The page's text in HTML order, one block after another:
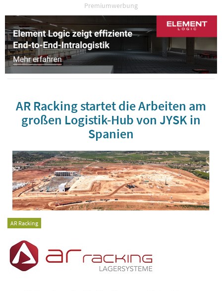
Premiumwerbung
AR Racking startet die Arbeiten am
großen Logistik-Hub von JYSK in
Spanien
AR Racking